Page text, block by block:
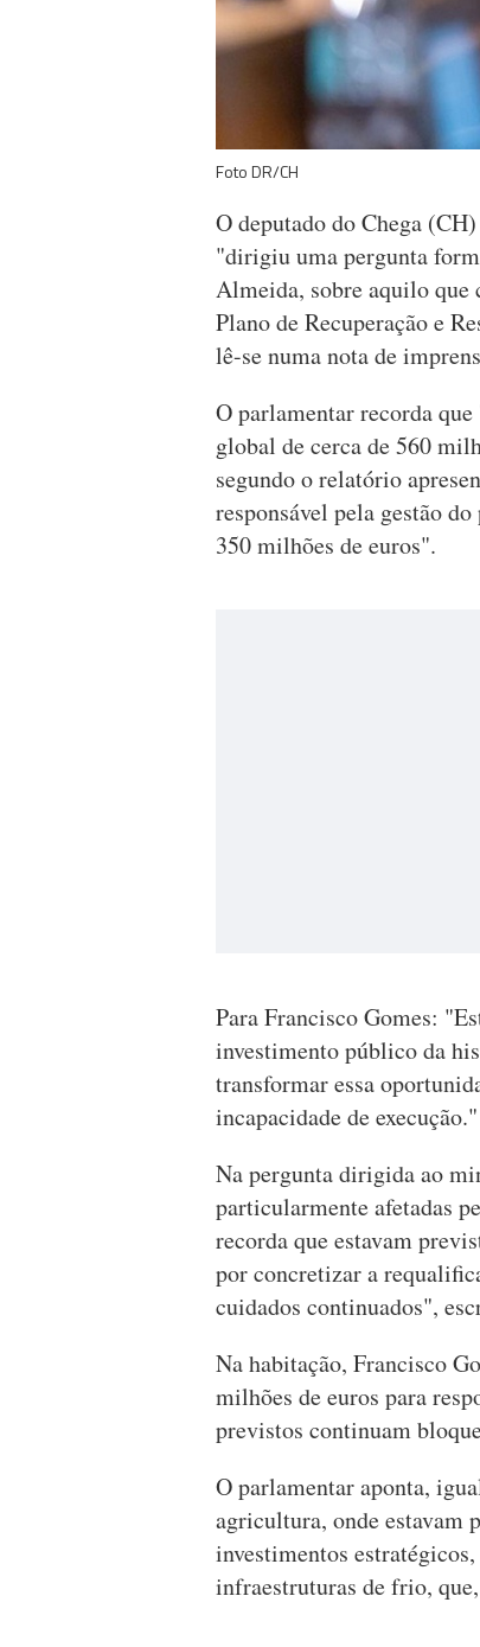
Foto DR/CH
O deputado do Chega
"dirigiu uma pergunta
Almeida, sobre aquilo que
Plano de Recuperação e
lê-se numa nota de
O parlamentar recorda
global de cerca de 560
segundo o relatório
responsável pela gestão
350 milhões de euros".
Para Francisco Gomes:
investimento público da
transformar essa
incapacidade de execução."
Na pergunta dirigida ao
particularmente afetadas
recorda que estavam
por concretizar a
cuidados continuados",
Na habitação, Francisco
milhões de euros para
previstos continuam
O parlamentar aponta,
agricultura, onde estavam
investimentos
infraestruturas de frio,